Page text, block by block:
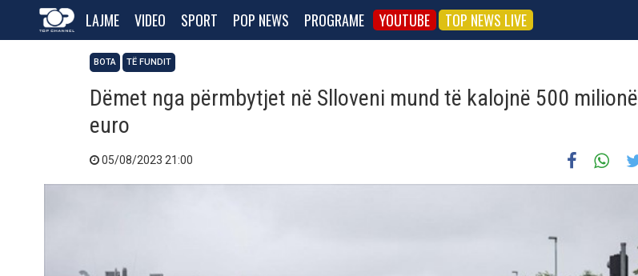
LAJME VIDEO SPORT POP NEWS PROGRAME YOUTUBE TOP NEWS LIVE
BOTA TË FUNDIT
​Dëmet nga përmbytjet në Slloveni mund të kalojnë 500 milionë
euro
05/08/2023 21:00